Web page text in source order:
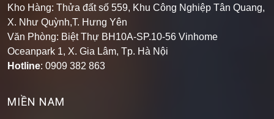
Kho Hàng: Thửa đất số 559, Khu Công Nghiệp Tân Quang,
X. Như Quỳnh,T. Hưng Yên
Văn Phòng: Biệt Thự BH10A-SP.10-56 Vinhome
Oceanpark 1, X. Gia Lâm, Tp. Hà Nội
Hotline: 0909 382 863
MIỀN NAM